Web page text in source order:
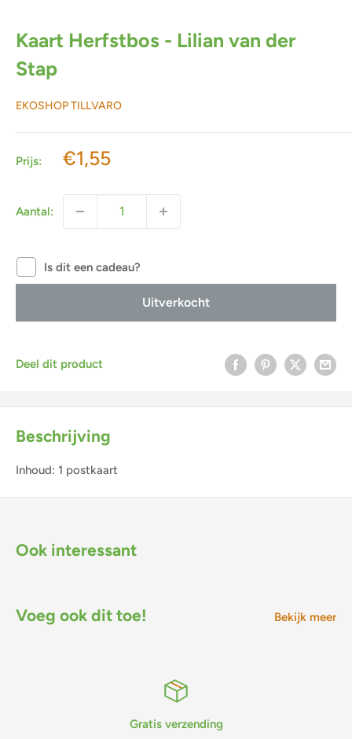
Kaart Herfstbos - Lilian van der
Stap
EKOSHOP TILLVARO
Prijs: Actieprijs
€1,55
Aantal:
Is dit een cadeau?
Uitverkocht
Deel dit product
Beschrijving
Inhoud: 1 postkaart
Ook interessant
Voeg ook dit toe! Bekijk meer
Gratis verzending